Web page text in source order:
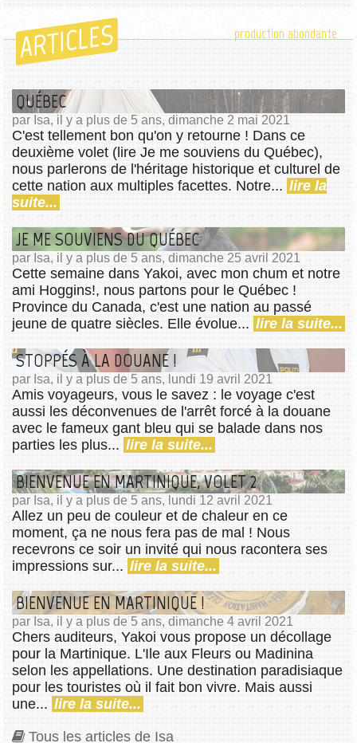
ARTICLES production abondante
QUÉBEC
par Isa, il y a plus de 5 ans, dimanche 2 mai 2021
C'est tellement bon qu'on y retourne ! Dans ce
deuxième volet (lire Je me souviens du Québec),
nous parlerons de l'héritage historique et culturel de
cette nation aux multiples facettes. Notre... lire la
suite...
JE ME SOUVIENS DU QUÉBEC
par Isa, il y a plus de 5 ans, dimanche 25 avril 2021
Cette semaine dans Yakoi, avec mon chum et notre
ami Hoggins!, nous partons pour le Québec !
Province du Canada, c'est une nation au passé
jeune de quatre siècles. Elle évolue... lire la suite...
STOPPÉS À LA DOUANE !
par Isa, il y a plus de 5 ans, lundi 19 avril 2021
Amis voyageurs, vous le savez : le voyage c'est
aussi les déconvenues de l'arrêt forcé à la douane
avec le fameux gant bleu qui se balade dans nos
parties les plus... lire la suite...
BIENVENUE EN MARTINIQUE, VOLET 2
par Isa, il y a plus de 5 ans, lundi 12 avril 2021
Allez un peu de couleur et de chaleur en ce
moment, ça ne nous fera pas de mal ! Nous
recevrons ce soir un invité qui nous racontera ses
impressions sur... lire la suite...
BIENVENUE EN MARTINIQUE !
par Isa, il y a plus de 5 ans, dimanche 4 avril 2021
Chers auditeurs, Yakoi vous propose un décollage
pour la Martinique. L'Ile aux Fleurs ou Madinina
selon les appellations. Une destination paradisiaque
pour les touristes où il fait bon vivre. Mais aussi
une... lire la suite...
Tous les articles de Isa